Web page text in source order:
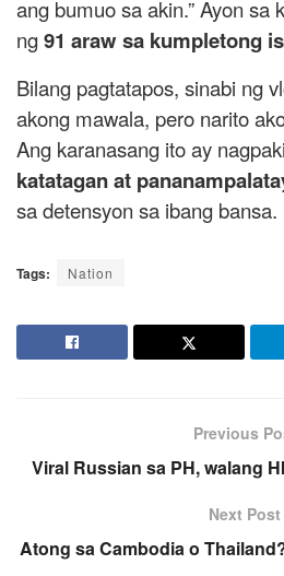
ang bumuo sa akin.” Ayon sa
ng91 araw sa kumpletong
Bilang pagtatapos, sinabi ng
akong mawala, pero narito
Ang karanasang ito ay
katatagan at
sa detensyon sa ibang bansa.
Tags: Nation
Previous
Viral Russian sa PH, walang
Next Post
Atong sa Cambodia o